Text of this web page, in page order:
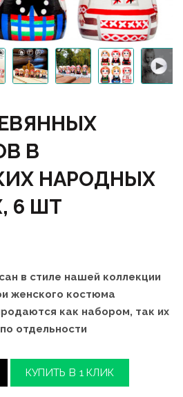
В
НАРОДНЫХ
6 ШТ
в стиле нашей коллекции
женского костюма
как набором, так их
отдельности
КУПИТЬ В 1 КЛИК